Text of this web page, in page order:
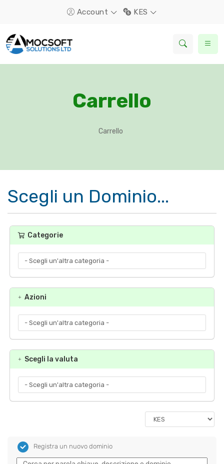
Account KES
Carrello
Carrello
Scegli un Dominio...
Categorie
Azioni
Scegli la valuta
Registra un nuovo dominio